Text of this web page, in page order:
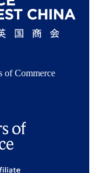
of Commerce